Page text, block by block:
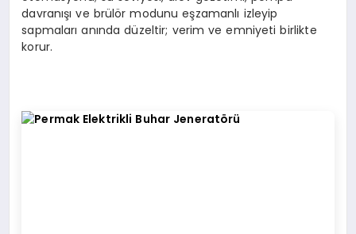
davranışı ve brülör modunu eşzamanlı izleyip
sapmaları anında düzeltir; verim ve emniyeti birlikte
korur.